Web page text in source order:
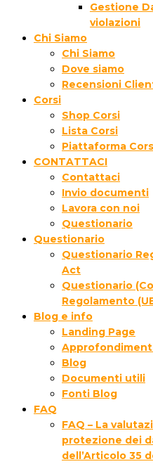
Gestione
violazioni
Chi Siamo
Chi Siamo
Dove siamo
Recensioni
Corsi
Shop Corsi
Lista Corsi
Piattaforma
CONTATTACI
Contattaci
Invio documenti
Lavora con noi
Questionario
Questionario
Questionario
Act
Questionario
Regolamento
Blog e info
Landing Page
Blog
Documenti utili
Fonti Blog
FAQ
FAQ – La
protezione dei
dell’Articolo 35